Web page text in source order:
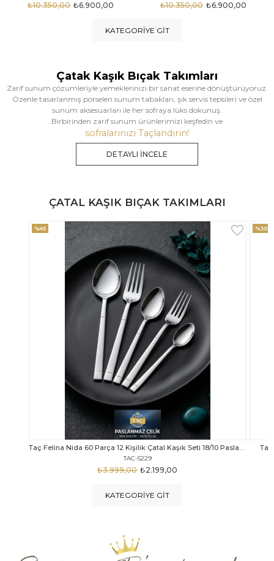
₺6.900,00
₺10.350,00 ₺9.499,00
₺12.669,00
KATEGORIYE GIT
Çatak Kaşık Bıçak Takımları
Zarif sunum çözümleriyle yemeklerinizi bir sanat eserine dönüştürüyoruz.
Özenle tasarlanmış porselen sunum tabakları, şık servis tepsileri ve özel
sunum aksesuarları ile her sofraya lüks dokunuş.
Birbirinden zarif sunum ürünlerimizi keşfedin ve
sofralarınızı Taçlandırın!
DETAYLI İNCELE
ÇATAL KAŞIK BIÇAK TAKIMLARI
Taç Calista Tivoli 72 Parça 12 Kişilik Çatal Kaşık Bıçak Seti
TAC-5040
₺2.999,00
₺4.289,00
%30
Taç
%33
KATEGORIYE GIT